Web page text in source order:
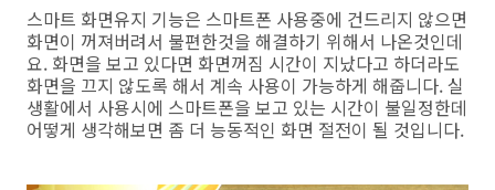
스마트 화면유지 기능은 스마트폰 사용중에 건드리지 않으면
화면이 꺼져버려서 불편한것을 해결하기 위해서 나온것인데
요. 화면을 보고 있다면 화면꺼짐 시간이 지났다고 하더라도
화면을 끄지 않도록 해서 계속 사용이 가능하게 해줍니다. 실
생활에서 사용시에 스마트폰을 보고 있는 시간이 불일정한데
어떻게 생각해보면 좀 더 능동적인 화면 절전이 될 것입니다.